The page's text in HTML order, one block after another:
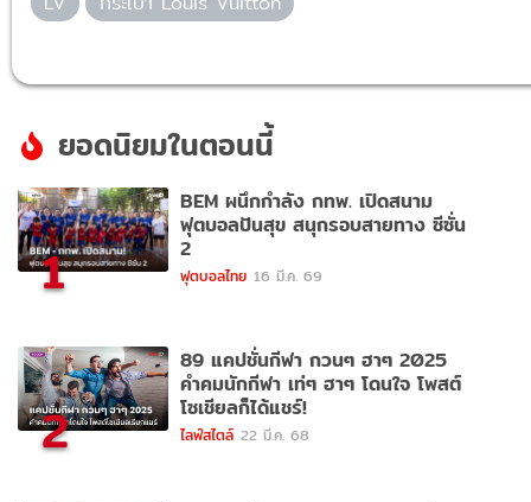
ยอดนิยมในตอนนี้
1
BEM ผนึกกำลัง กทพ. เปิดสนาม
ฟุตบอลปันสุข สนุกรอบสายทาง ซีซั่น
2
ฟุตบอลไทย 16 มี.ค. 69
2
89 แคปชั่นกีฬา กวนๆ ฮาๆ 2025
คำคมนักกีฬา เท่ๆ ฮาๆ โดนใจ โพสต์
โซเชียลก็ได้แชร์!
ไลฟ์สไตล์ 22 มี.ค. 68